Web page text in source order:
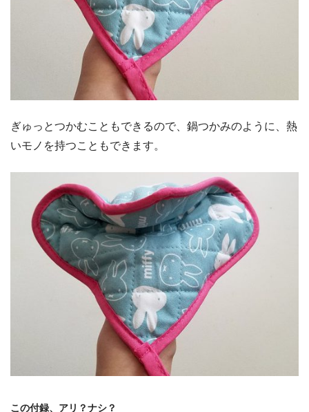
ぎゅっとつかむこともできるので、鍋つかみのように、熱
いモノを持つこともできます。
この付録、アリ？ナシ？